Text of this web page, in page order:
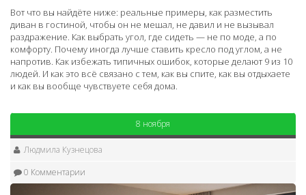
Вот что вы найдёте ниже: реальные примеры, как разместить
диван в гостиной, чтобы он не мешал, не давил и не вызывал
раздражение. Как выбрать угол, где сидеть — не по моде, а по
комфорту. Почему иногда лучше ставить кресло под углом, а не
напротив. Как избежать типичных ошибок, которые делают 9 из 10
людей. И как это всё связано с тем, как вы спите, как вы отдыхаете
и как вы вообще чувствуете себя дома.
8 ноября
Людмила Кузнецова
0 Комментарии